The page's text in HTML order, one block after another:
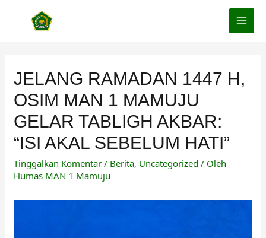
JELANG RAMADAN 1447 H,
OSIM MAN 1 MAMUJU
GELAR TABLIGH AKBAR:
“ISI AKAL SEBELUM HATI”
Tinggalkan Komentar / Berita, Uncategorized / Oleh
Humas MAN 1 Mamuju